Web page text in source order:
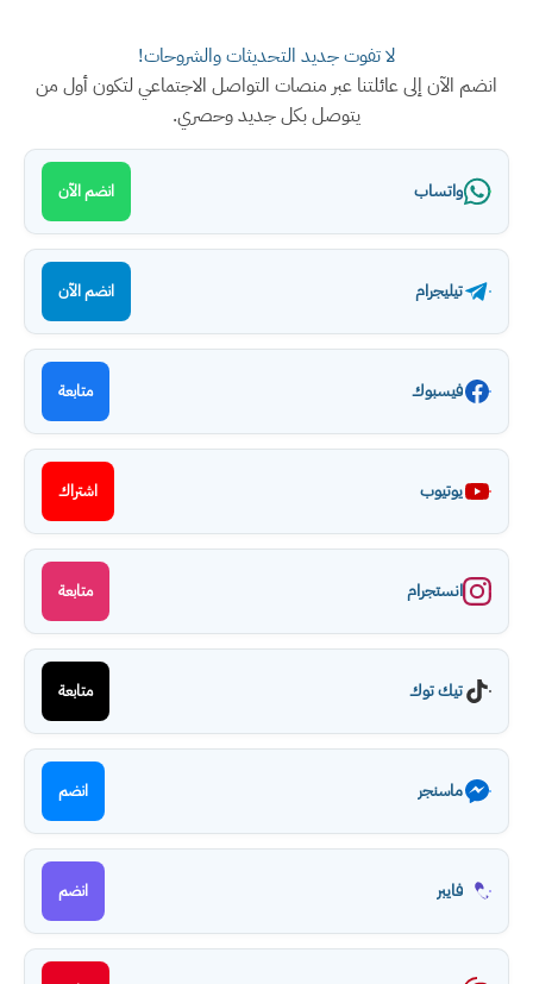
لا تفوت جديد التحديثات والشروحات!
انضم الآن إلى عائلتنا عبر منصات التواصل الاجتماعي لتكون أول من
يتوصل بكل جديد وحصري.
واتساب انضم الآن
تيليجرام انضم الآن
فيسبوك متابعة
يوتيوب اشتراك
انستجرام متابعة
تيك توك متابعة
ماسنجر انضم
فايبر انضم